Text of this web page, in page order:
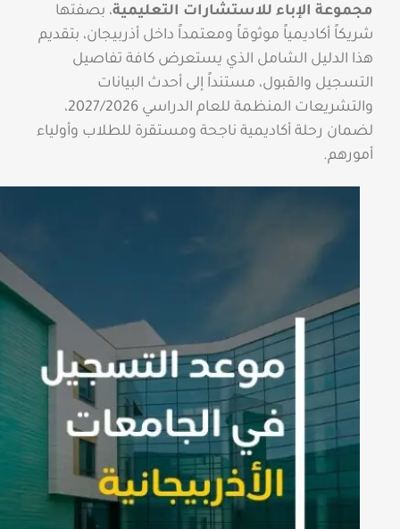
مجموعة الإباء للاستشارات التعليمية، بصفتها
شريكاً أكاديمياً موثوقاً ومعتمداً داخل أذربيجان، بتقديم
هذا الدليل الشامل الذي يستعرض كافة تفاصيل
التسجيل والقبول، مستنداً إلى أحدث البيانات
والتشريعات المنظمة للعام الدراسي 2027/2026،
لضمان رحلة أكاديمية ناجحة ومستقرة للطلاب وأولياء
أمورهم.